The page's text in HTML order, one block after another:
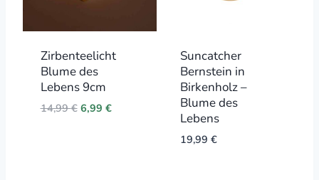
Zirbenteelicht
Blume des
Lebens 9cm
14,99€ Original
6,99 €Current
Suncatcher
Bernstein in
Birkenholz –
Blume des
Lebens
19,99 €